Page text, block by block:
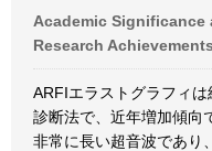
Academic
Research Achievements
ARFIエラストグラフィ
診断法で、近年増加傾向
非常に長い超音波であり